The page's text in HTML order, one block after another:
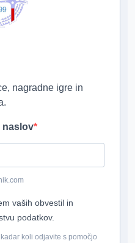
nagradne igre in
naslov
vaših obvestil in
podatkov.
koli odjavite s pomočjo